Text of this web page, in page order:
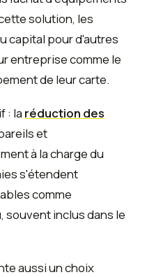
solution, les
capital pour d'autres
entreprise comme le
de leur carte.
: la réduction des
et
à la charge du
s'étendent
comme
souvent inclus dans le
aussi un choix